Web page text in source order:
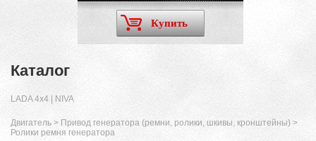
Купить
Каталог
LADA 4x4 | NIVA
Двигатель > Привод генератора (ремни, ролики, шкивы, кронштейны) >
Ролики ремня генератора